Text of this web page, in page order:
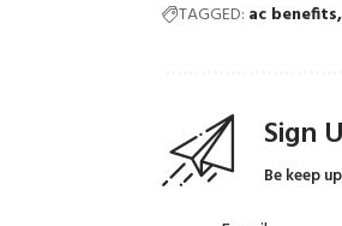
TAGGED: ac benefits
Sign
Be keep